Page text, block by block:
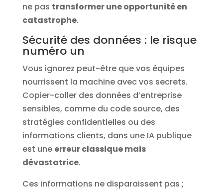
ne pas transformer une opportunité en
catastrophe.
Sécurité des données : le risque
numéro un
Vous ignorez peut-être que vos équipes
nourrissent la machine avec vos secrets.
Copier-coller des données d’entreprise
sensibles, comme du code source, des
stratégies confidentielles ou des
informations clients, dans une IA publique
est une erreur classique mais
dévastatrice.
Ces informations ne disparaissent pas ;